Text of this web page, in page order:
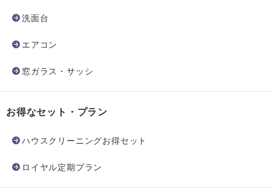
洗面台
エアコン
窓ガラス・サッシ
お得なセット・プラン
ハウスクリーニングお得セット
ロイヤル定期プラン